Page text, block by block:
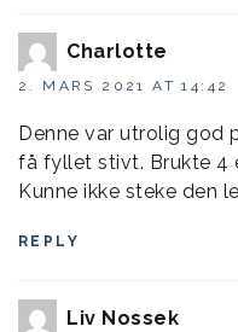
Charlotte
2. MARS 2021 AT 14:42
Denne var utrolig god
få fyllet stivt. Brukte 4
Kunne ikke steke den
REPLY
Liv Nossek